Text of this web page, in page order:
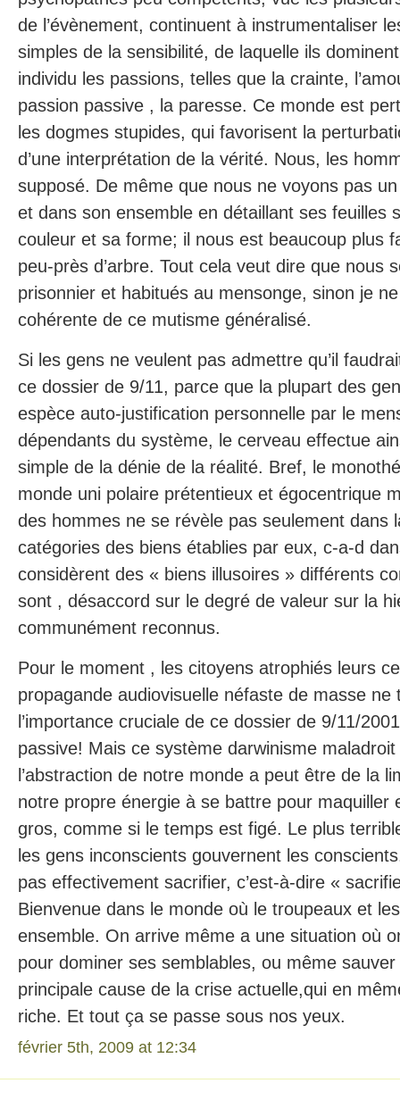
de l’évènement, continuent à instrumentaliser
simples de la sensibilité, de laquelle ils
individu les passions, telles que la crainte,
passion passive , la paresse. Ce monde est
les dogmes stupides, qui favorisent la
d’une interprétation de la vérité. Nous, les
supposé. De même que nous ne voyons pas
et dans son ensemble en détaillant ses feuilles
couleur et sa forme; il nous est beaucoup plus
peu-près d’arbre. Tout cela veut dire que nous
prisonnier et habitués au mensonge, sinon je
cohérente de ce mutisme généralisé.
Si les gens ne veulent pas admettre qu’il
ce dossier de 9/11, parce que la plupart des
espèce auto-justification personnelle par le
dépendants du système, le cerveau effectue
simple de la dénie de la réalité. Bref, le
monde uni polaire prétentieux et égocentrique
des hommes ne se révèle pas seulement dans
catégories des biens établies par eux, c-a-d
considèrent des « biens illusoires » différents
sont , désaccord sur le degré de valeur sur la
communément reconnus.
Pour le moment , les citoyens atrophiés leurs
propagande audiovisuelle néfaste de masse ne
l’importance cruciale de ce dossier de 9/11/
passive! Mais ce système darwinisme
l’abstraction de notre monde a peut être de la
notre propre énergie à se battre pour maquiller
gros, comme si le temps est figé. Le plus
les gens inconscients gouvernent les
pas effectivement sacrifier, c’est-à-dire «
Bienvenue dans le monde où le troupeaux et
ensemble. On arrive même a une situation où
pour dominer ses semblables, ou même
principale cause de la crise actuelle,qui en
riche. Et tout ça se passe sous nos yeux.
février 5th, 2009 at 12:34